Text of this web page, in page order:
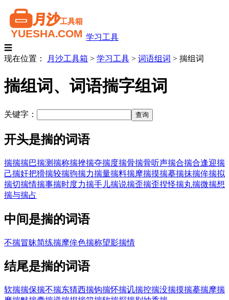
学习工具
☰
现在位置：
月沙工具箱 > 学习工具 > 词语组词 > 揣组词
揣组词、词语揣字组词
关键字：
开头是揣的词语
揣揣揣巴揣测揣称揣挫揣夺揣度揣骨揣骨听声揣合揣合逢迎揣
己揣奸把猾揣较揣驹揣力揣量揣料揣摩揣摸揣摹揣抹揣侔揣拟
揣切揣情揣事揣时度力揣手儿揣说揣歪揣歪捏怪揣丸揣微揣想
揣与揣占
中间是揣的词语
不揣冒昧简练揣摩侔色揣称望影揣情
结尾是揣的词语
软揣揣保揣不揣东猜西揣钩揣怀揣讥揣控揣没揣摸揣摹揣摩揣